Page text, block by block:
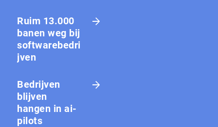
Ruim 13.000
banen weg bij
softwarebedri
jven
Bedrijven
blijven
hangen in ai-
pilots